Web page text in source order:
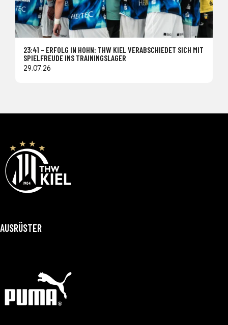
23:41 – ERFOLG IN HOHN: THW KIEL VERABSCHIEDET SICH MIT
SPIELFREUDE INS TRAININGSLAGER
29.07.26
AUSRÜSTER